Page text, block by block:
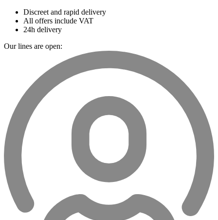
Discreet and rapid delivery
All offers include VAT
24h delivery
Our lines are open: